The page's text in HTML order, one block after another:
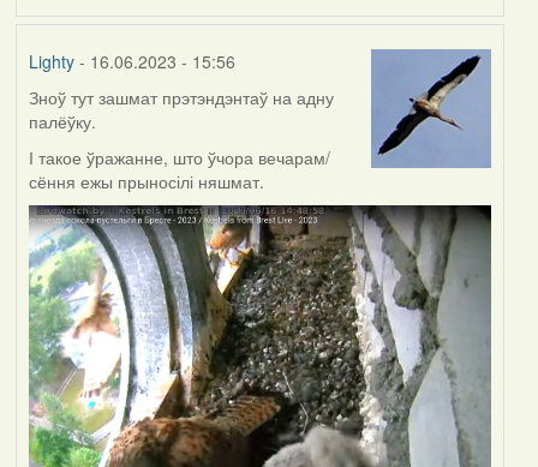
Lighty- 16.06.2023 - 15:56
Зноў тут зашмат прэтэндэнтаў на адну
палёўку.
І такое ўражанне, што ўчора вечарам/
сёння ежы прыносілі няшмат.